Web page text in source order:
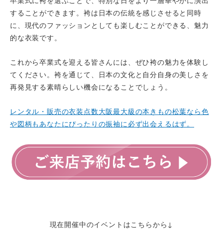
することができます。袴は日本の伝統を感じさせると同時
に、現代のファッションとしても楽しむことができる、魅力
的な衣装です。
これから卒業式を迎える皆さんには、ぜひ袴の魅力を体験し
てください。袴を通じて、日本の文化と自分自身の美しさを
再発見する素晴らしい機会になることでしょう。
レンタル・販売の衣装点数大阪最大級の本きもの松葉なら色
や図柄もあなたにぴったりの振袖に必ず出会えるはず。
現在開催中のイベントはこちらから↓